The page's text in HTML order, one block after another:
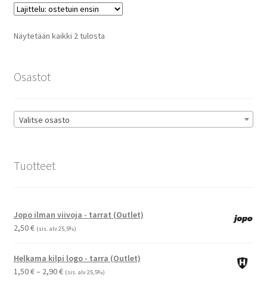
Näytetään kaikki 2 tulostaSuosituimmat
Osastot
Valitse osasto
Tuotteet
Jopo ilman viivoja - tarrat (Outlet)
2,50€ (sis. alv 25,5%)
Helkama kilpi logo - tarra (Outlet)
1,50€– 2,90€Hintaluokka:
(sis. alv 25,5%)